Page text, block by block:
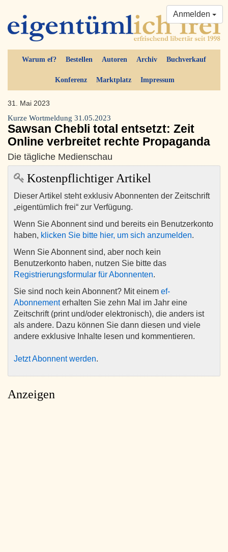
Warum ef? Bestellen Autoren Archiv Buchverkauf
Konferenz Marktplatz Impressum
Anmelden
31. Mai 2023
Kurze Wortmeldung 31.05.2023
Sawsan Chebli total entsetzt: Zeit
Online verbreitet rechte Propaganda
Die tägliche Medienschau
Kostenpflichtiger Artikel
Dieser Artikel steht exklusiv Abonnenten der Zeitschrift
„eigentümlich frei“ zur Verfügung.
Wenn Sie Abonnent sind und bereits ein Benutzerkonto
haben, klicken Sie bitte hier, um sich anzumelden.
Wenn Sie Abonnent sind, aber noch kein
Benutzerkonto haben, nutzen Sie bitte das
Registrierungsformular für Abonnenten.
Sie sind noch kein Abonnent? Mit einem ef-
Abonnementerhalten Sie zehn Mal im Jahr eine
Zeitschrift (print und/oder elektronisch), die anders ist
als andere. Dazu können Sie dann diesen und viele
andere exklusive Inhalte lesen und kommentieren.
Jetzt Abonnent werden.
Anzeigen